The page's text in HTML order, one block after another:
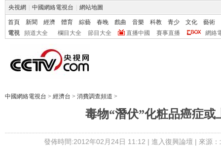
央視網 中國網絡電視台 網站地圖
首頁 新聞 經濟 體育 綜藝 春晚 戲曲 音樂 科教 青少 文化
藝術
電視
頻道大全 欄目大全 節目大全 直播中國 賽事直播 網絡
中國網絡電視台 > 經濟台 > 消費調查頻道 >
毒物“潛伏”化粧品癌症或
發佈時間:2012年02月24日 11:12 | 進入復興論壇 | 來源